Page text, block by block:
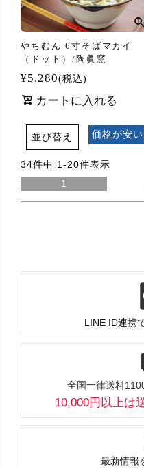
やちむん 6寸そばマカイ
（ドット）/陶眞窯
¥5,280 税込
カートに入れる
並び替え 価格が安
34件中 1 -20件表示
1
LINE ID連携
全国一律送料
10,000円以上は
最新情報